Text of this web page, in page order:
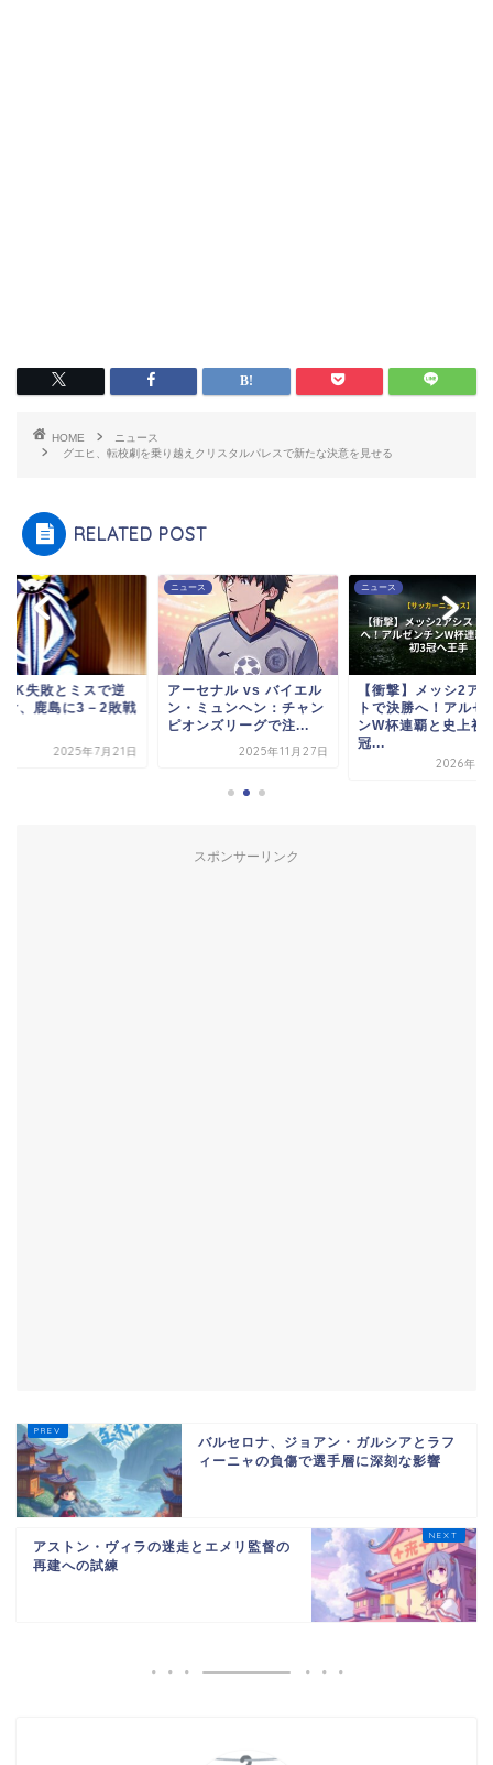
HOME
ニュース
グエヒ、転校劇を乗り越えクリスタルパレスで新たな決意を見せる
RELATED POST
PK失敗とミスで逆
け、鹿島に3－2敗戦
2025年7月21日
ニュース
アーセナル vs バイエル
ン・ミュンヘン：チャン
ピオンズリーグで注...
2025年11月27日
ニュース
【衝撃】メッシ2ア
トで決勝へ！アルゼ
ンW杯連覇と史上初3
冠...
2026年7
スポンサーリンク
バルセロナ、ジョアン・ガルシアとラフ
ィーニャの負傷で選手層に深刻な影響
アストン・ヴィラの迷走とエメリ監督の
再建への試練